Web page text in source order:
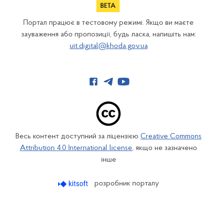
Портал працює в тестовому режимі. Якщо ви маєте
зауваження або пропозиції, будь ласка, напишіть нам:
uit.digital@khoda.gov.ua
Весь контент доступний за ліцензією Creative Commons
Attribution 4.0 International license, якщо не зазначено
інше
розробник порталу